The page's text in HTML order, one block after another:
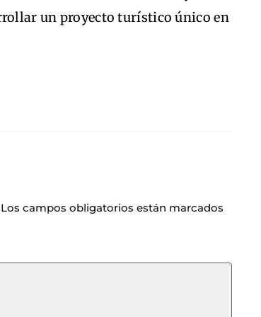
un proyecto turístico único en
Los campos obligatorios están marcados